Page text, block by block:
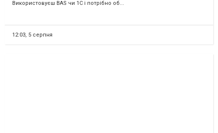
Використовуєш BAS чи 1С і потрібно об...
12:03, 5 серпня